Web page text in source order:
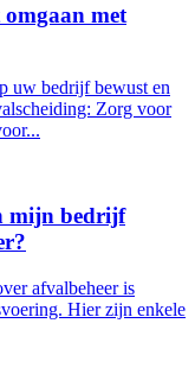
met
uw bedrijf bewust en
Zorg voor
mijn bedrijf
afvalbeheer is
Hier zijn enkele